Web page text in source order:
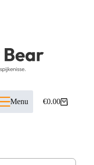
Menu €0.00